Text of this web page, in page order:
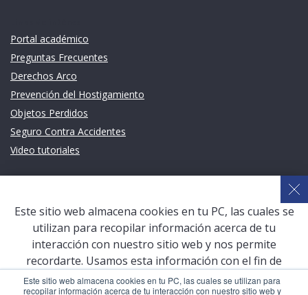
Este sitio web almacena cookies en tu PC, las cuales se utilizan para
recopilar información acerca de tu interacción con nuestro sitio web y
Portal académico
Preguntas Frecuentes
Derechos Arco
Prevención del Hostigamiento
Objetos Perdidos
Seguro Contra Accidentes
Video tutoriales
Sistema de Gestión Académica (SGA)
Defensoría Universitaria
Terceros vinculados
San Pablo Mail
Este sitio web almacena cookies en tu PC, las cuales se
utilizan para recopilar información acerca de tu
interacción con nuestro sitio web y nos permite
recordarte. Usamos esta información con el fin de
mejorar y personalizar tu experiencia de navegación y